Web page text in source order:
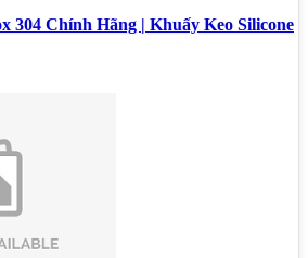
304 Chính Hãng | Khuấy Keo Silicone